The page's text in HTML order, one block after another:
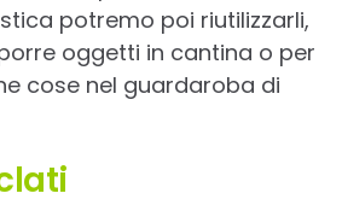
potremo poi riutilizzarli,
oggetti in cantina o per
cose nel guardaroba di